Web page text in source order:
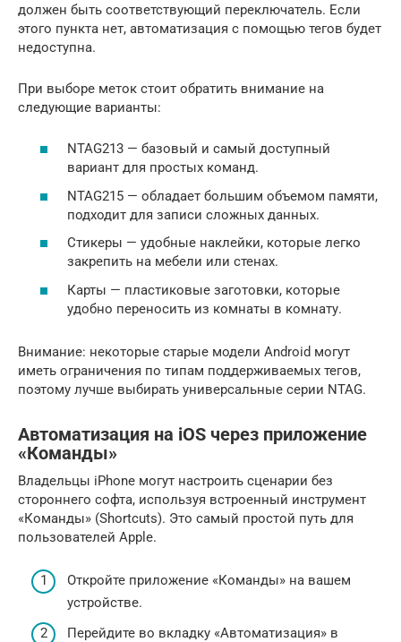
должен быть соответствующий переключатель. Если
этого пункта нет, автоматизация с помощью тегов будет
недоступна.
При выборе меток стоит обратить внимание на
следующие варианты:
NTAG213 — базовый и самый доступный
вариант для простых команд.
NTAG215 — обладает большим объемом памяти,
подходит для записи сложных данных.
Стикеры — удобные наклейки, которые легко
закрепить на мебели или стенах.
Карты — пластиковые заготовки, которые
удобно переносить из комнаты в комнату.
Внимание: некоторые старые модели Android могут
иметь ограничения по типам поддерживаемых тегов,
поэтому лучше выбирать универсальные серии NTAG.
Автоматизация на iOS через приложение
«Команды»
Владельцы iPhone могут настроить сценарии без
стороннего софта, используя встроенный инструмент
«Команды» (Shortcuts). Это самый простой путь для
пользователей Apple.
Откройте приложение «Команды» на вашем
устройстве.
Перейдите во вкладку «Автоматизация» в